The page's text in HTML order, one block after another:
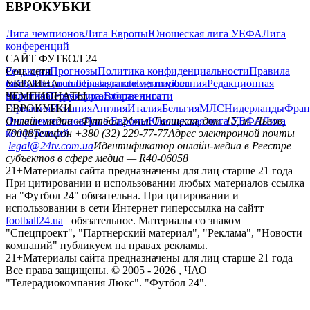
ЕВРОКУБКИ
Лига чемпионовЛига ЕвропыЮношеская лига УЕФАЛига
конференций
САЙТ ФУТБОЛ 24
РедакцияПрогнозыПолитика конфиденциальностиПравила
сайтуКонтактыПравила комментированияРедакционная
политикаСтруктура собственности
Соц. сети
facebookxyoutubeinstagramtelegramviber
УКРАИНА
УкраинаПервая лигаВторая лига
ЧЕМПИОНАТЫ
ГерманияИспанияАнглияИталияБельгияМЛСНидерланды
ЕВРОКУБКИ
Лига чемпионовЛига ЕвропыЮношеская лига УЕФАЛига
конференций
Онлайн-медиа «Футбол 24»пл. Галицкая, дом. 15, м. Львов,
79008Телефон +380 (32) 229-77-77Адрес электронной почты
legal@24tv.com.uaИдентификатор онлайн-медиа в Реестре
субъектов в сфере медиа — R40-06058
21+Материалы сайта предназначены для лиц старше 21 года
При цитировании и использовании любых материалов ссылка
на "Футбол 24" обязательна. При цитировании и
использовании в сети Интернет гиперссылка на сайтт
football24.ua
обязательное. Материалы со знаком
"Спецпроект", "Партнерский материал", "Реклама", "Новости
компаний" публикуем на правах рекламы.
21+Материалы сайта предназначены для лиц старше 21 года
Все права защищены. © 2005 - 2026 , ЧАО
"Телерадиокомпания Люкс". "Футбол 24".